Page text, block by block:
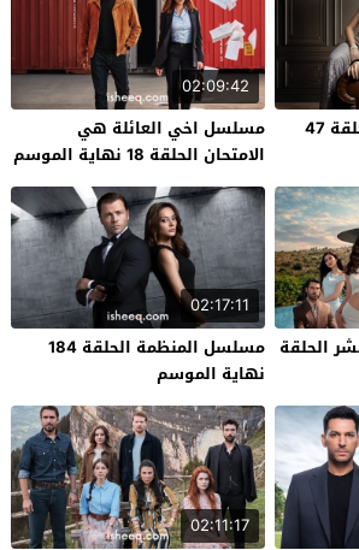
47
02:09:42
مسلسل اخي العائلة هي
الامتحان الحلقة 18 نهاية الموسم
الحلقة
02:17:11
مسلسل المنظمة الحلقة 184
نهاية الموسم
02:11:17